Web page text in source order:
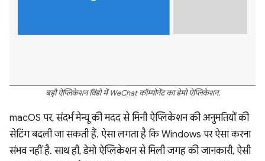
बड़ी ऐप्लिकेशन विंडो में WeChat कॉम्पोनेंट का डेमो ऐप्लिकेशन.
macOS पर, संदर्भ मेन्यू की मदद से मिनी ऐप्लिकेशन की अनुमतियों की
सेटिंग बदली जा सकती हैं. ऐसा लगता है कि Windows पर ऐसा करना
संभव नहीं है. साथ ही, डेमो ऐप्लिकेशन से मिली जगह की जानकारी, ऐसी